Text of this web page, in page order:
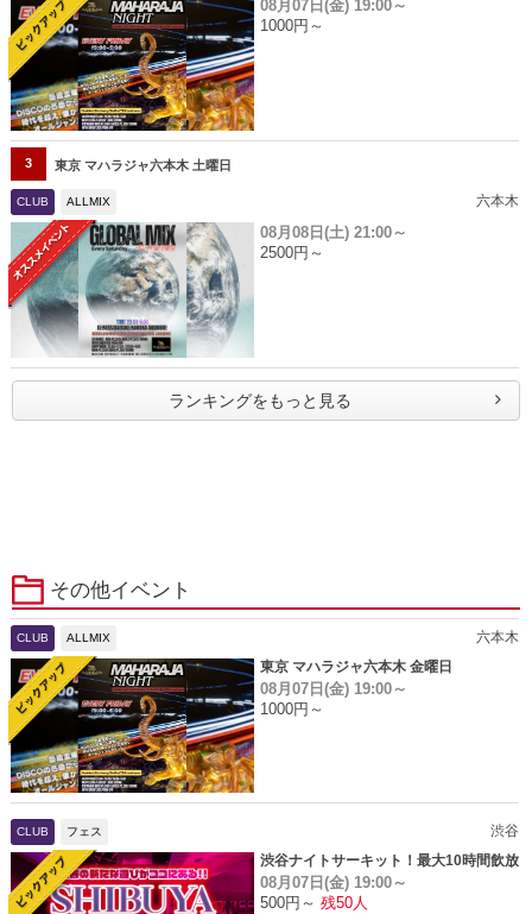
08月07日(金) 19:00～
1000円～
3 東京 マハラジャ六本木 土曜日
CLUB ALLMIX 六本木
08月08日(土) 21:00～
2500円～
ランキングをもっと見る
その他イベント
CLUB ALLMIX
六本木
東京 マハラジャ六本木 金曜日
08月07日(金) 19:00～
1000円～
CLUB フェス
渋谷
渋谷ナイトサーキット！最大10時間飲放
題
08月07日(金) 19:00～
500円～ 残50人